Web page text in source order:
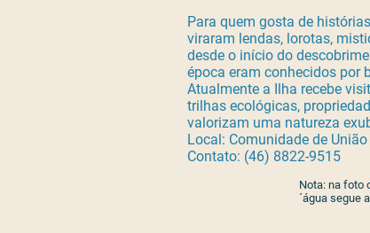
Para quem gosta de
viraram lendas, lorotas,
desde o início do
época eram conhecidos por
Atualmente a Ilha recebe
trilhas ecológicas,
valorizam uma natureza
Local: Comunidade de
Contato: (46) 8822-9515
Nota: na foto
´água segue